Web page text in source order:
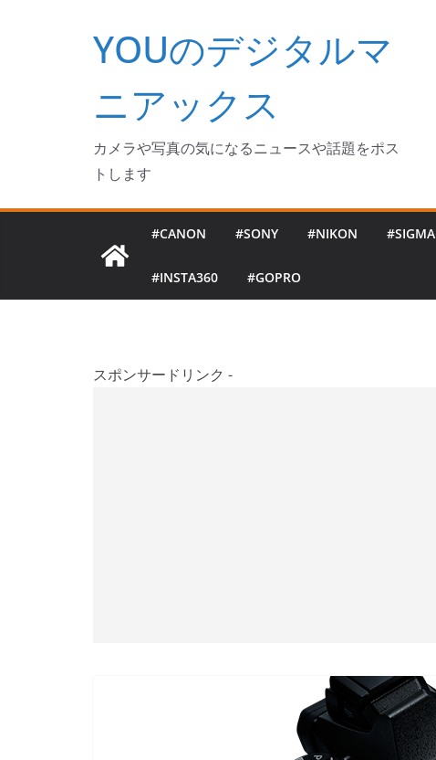
ッ
YOUのデジタルマ
ニアックス
カメラや写真の気になるニュースや話題をポス
トします
#CANON #SONY #NIKON #SIGMA
#INSTA360 #GOPRO
スポンサードリンク -